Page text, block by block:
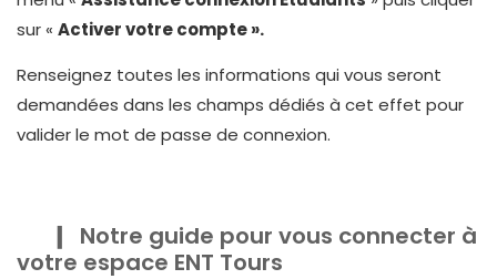
sur « Activer votre compte ».
Renseignez toutes les informations qui vous seront
demandées dans les champs dédiés à cet effet pour
valider le mot de passe de connexion.
Notre guide pour vous connecter à
votre espace ENT Tours